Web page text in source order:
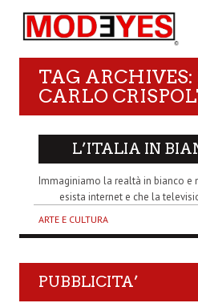
TAG ARCHIVES:
CARLO
L’ITALIA IN
Immaginiamo la realtà in bianco e
esista internet e che la
ARTE E CULTURA
PUBBLICITA’